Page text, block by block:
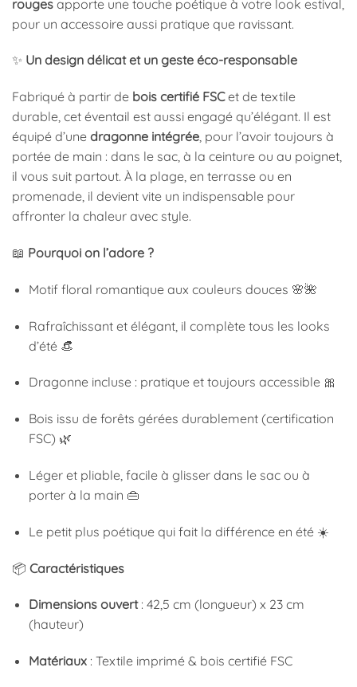
rouges apporte une touche poétique à votre look estival,
pour un accessoire aussi pratique que ravissant.
✨ Un design délicat et un geste éco-responsable
Fabriqué à partir de bois certifié FSCet de textile
durable, cet éventail est aussi engagé qu’élégant. Il est
équipé d’une dragonne intégrée, pour l’avoir toujours à
portée de main : dans le sac, à la ceinture ou au poignet,
il vous suit partout. À la plage, en terrasse ou en
promenade, il devient vite un indispensable pour
affronter la chaleur avec style.
📖 Pourquoi on l’adore ?
Motif floral romantique aux couleurs douces 🌸🌺
Rafraîchissant et élégant, il complète tous les looks
d’été 👒
Dragonne incluse : pratique et toujours accessible 🎀
Bois issu de forêts gérées durablement (certification
FSC) 🌿
Léger et pliable, facile à glisser dans le sac ou à
porter à la main 👜
Le petit plus poétique qui fait la différence en été ☀️
📦 Caractéristiques
Dimensions ouvert: 42,5 cm (longueur) x 23 cm
(hauteur)
Matériaux: Textile imprimé & bois certifié FSC